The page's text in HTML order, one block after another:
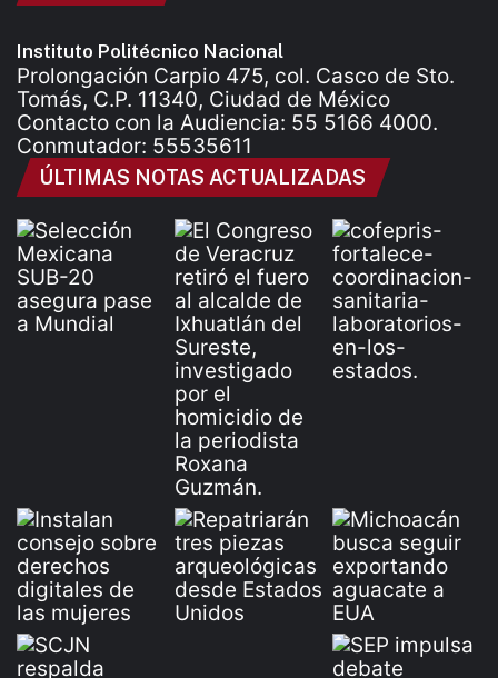
Instituto Politécnico Nacional
Prolongación Carpio 475, col. Casco de Sto.
Tomás, C.P. 11340, Ciudad de México
Contacto con la Audiencia: 55 5166 4000.
Conmutador: 55535611
ÚLTIMAS NOTAS ACTUALIZADAS